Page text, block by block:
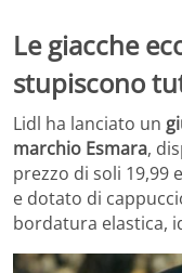
Le giacche
stupiscono
Lidl ha lanciato un
marchio Esmara,
prezzo di soli 19,99
e dotato di
bordatura elastica,